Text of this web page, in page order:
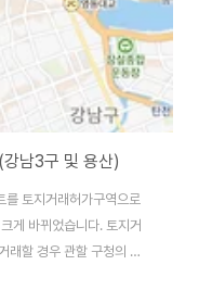
남3구 및 용산)
를 토지거래허가구역으로
게 바뀌었습니다. 토지거
래할 경우 관할 구청의 허
래가 불가능해집니다. 특